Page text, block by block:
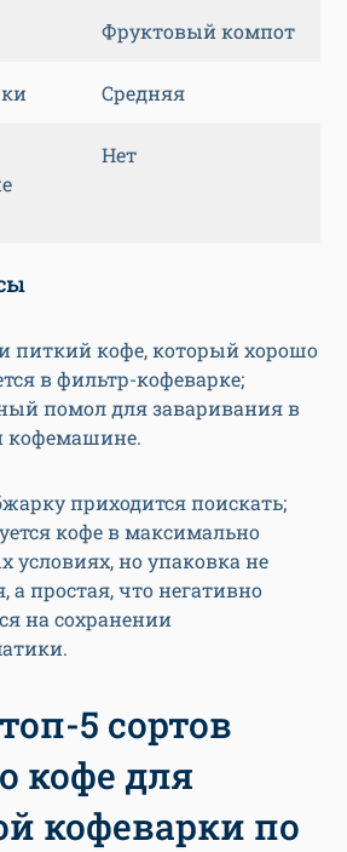
Фруктовый компот
Средняя
Нет
питкий кофе, который хорошо
в фильтр-кофеварке;
помол для заваривания в
кофемашине.
приходится поискать;
кофе в максимально
условиях, но упаковка не
а простая, что негативно
на сохранении
5 сортов
кофе для
кофеварки по